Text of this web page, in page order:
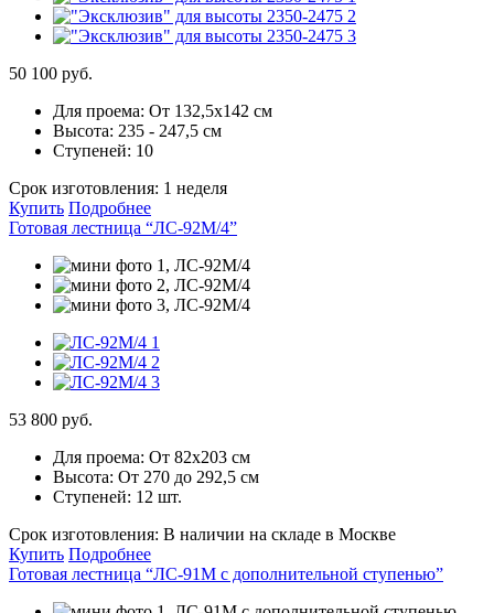
50 100 руб.
Для проема: От 132,5х142 см
Высота: 235 - 247,5 см
Ступеней: 10
Срок изготовления: 1 неделя
Купить Подробнее
Готовая лестница “ЛС-92М/4”
53 800 руб.
Для проема: От 82х203 см
Высота: От 270 до 292,5 см
Ступеней: 12 шт.
Срок изготовления: В наличии на складе в Москве
Купить Подробнее
Готовая лестница “ЛС-91М с дополнительной ступенью”